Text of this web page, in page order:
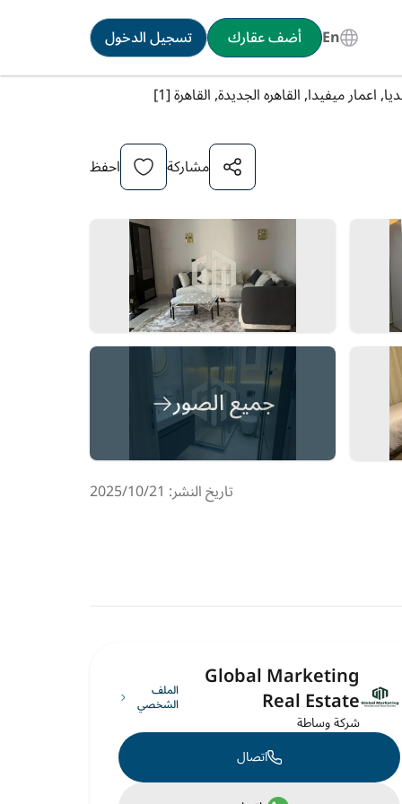
En أضف عقارك
تسجيل الدخول
اعمار ميفيدا, القاهره الجديدة, القاهرة [1]
مشاركة احفظ
جميع الصور
تاريخ النشر: 21‏‏/10‏‏/2025
Global Marketing
Real Estate
شركة وساطة
الملف
الشخصي
اتصال